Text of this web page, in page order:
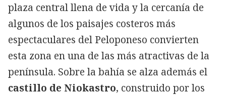
plaza central llena de vida y la cercanía de
algunos de los paisajes costeros más
espectaculares del Peloponeso convierten
esta zona en una de las más atractivas de la
península. Sobre la bahía se alza además el
castillo de Niokastro, construido por los